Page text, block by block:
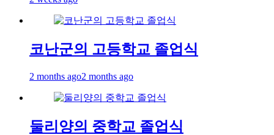
코난군의 고등학교 졸업식
2 months ago2 months ago
둘리양의 중학교 졸업식